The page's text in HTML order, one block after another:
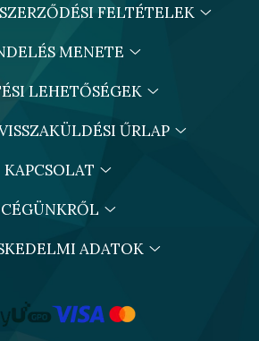
FELTÉTELEK
MENETE
LEHETŐSÉGEK
ŰRLAP
KAPCSOLAT
CÉGÜNKRŐL
ADATOK